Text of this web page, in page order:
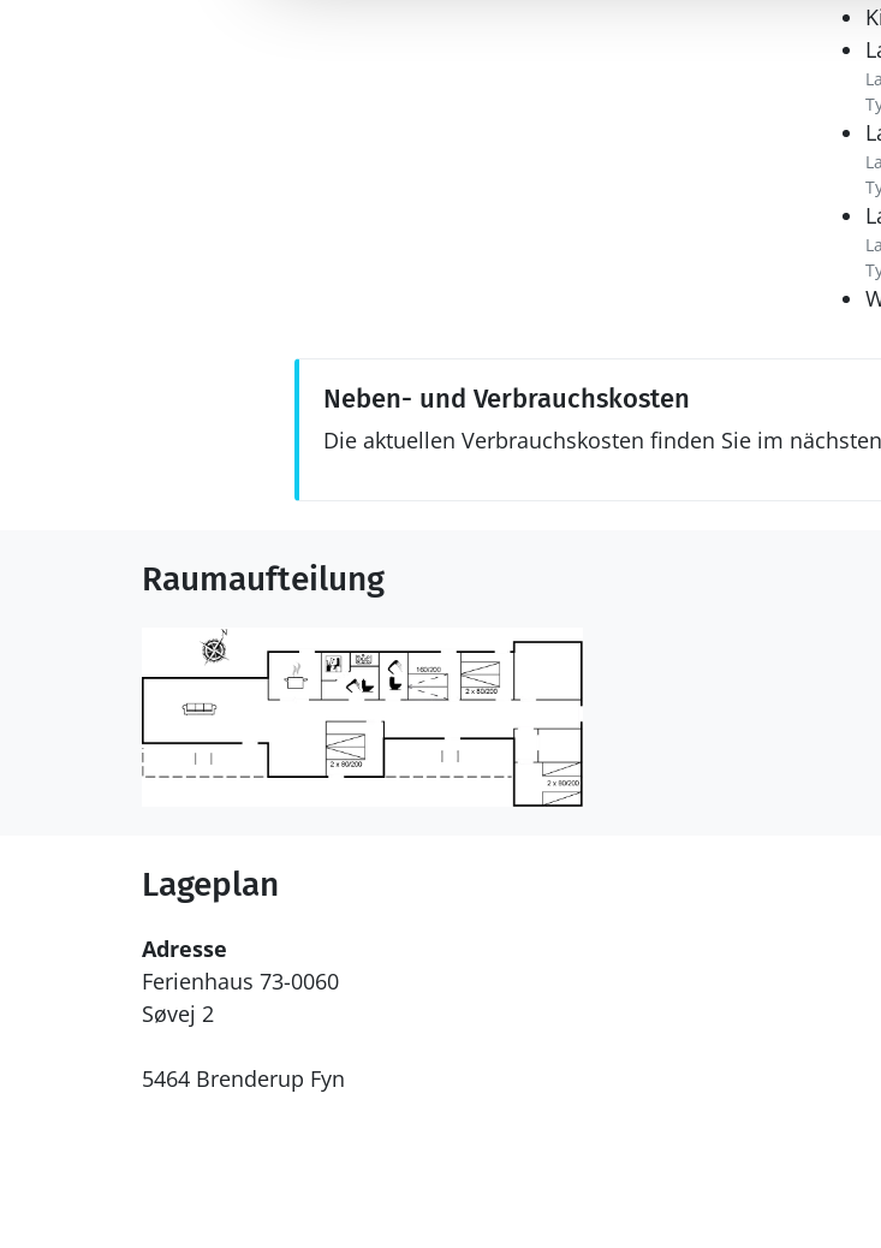
Neben- und Verbrauchskosten
Die aktuellen Verbrauchskosten finden Sie im
Raumaufteilung
Lageplan
Adresse
Ferienhaus 73-0060
Søvej 2
5464 Brenderup Fyn